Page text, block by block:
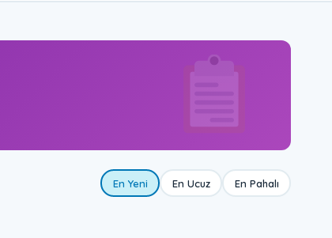
En Yeni En Ucuz En Pahalı